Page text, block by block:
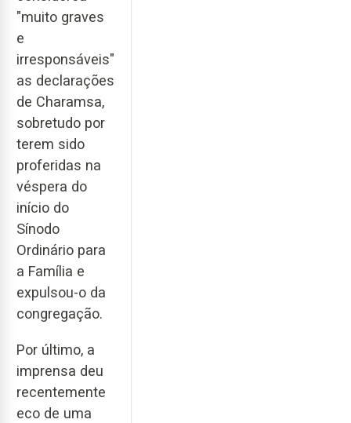
"muito graves
e
irresponsáveis"
as declarações
de Charamsa,
sobretudo por
terem sido
proferidas na
véspera do
início do
Sínodo
Ordinário para
a Família e
expulsou-o da
congregação.
Por último, a
imprensa deu
recentemente
eco de uma